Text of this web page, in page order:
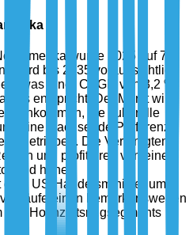
wurde 2025 auf 7,5
wird bis 2035 voraussichtlich
was einer CAGR von 3,2 %
entspricht. Der Markt wird
Einkommen, die kulturelle
eine wachsende Präferenz
angetrieben. Die Vereinigten
und profitieren von einem
und hohen
dem US-Handelsministerium
einen bemerkenswerten
des Hochzeitsringsegments